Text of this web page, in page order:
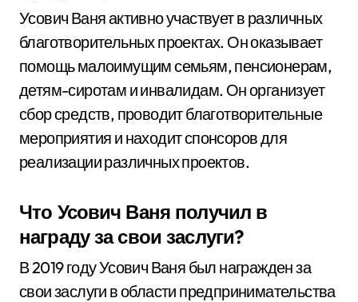
Усович Ваня активно участвует в различных
благотворительных проектах. Он оказывает
помощь малоимущим семьям, пенсионерам,
детям-сиротам и инвалидам. Он организует
сбор средств, проводит благотворительные
мероприятия и находит спонсоров для
реализации различных проектов.
Что Усович Ваня получил в
награду за свои заслуги?
В 2019 году Усович Ваня был награжден за
свои заслуги в области предпринимательства